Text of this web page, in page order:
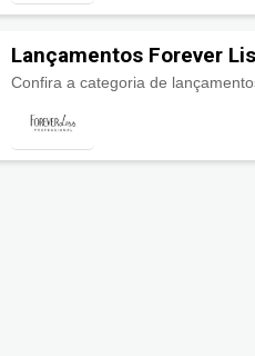
Lançamentos Forever